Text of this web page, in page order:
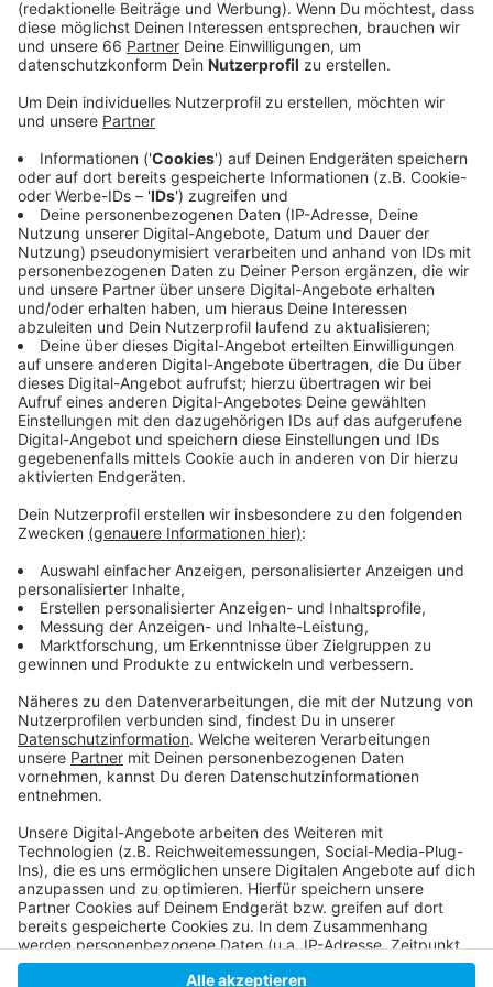
Veröffentlicht:Dienstag, 05.10.2021 14:21
Dem Wels war von Unbekannten eine Maulschlinge
angelegt worden - am anderen Ende des Seils war sie
mit einem Stein befestigt. Das Seil hatte sich zudem
mit einem dicken Stahlkabel verheddert. Der
Feuerwehr gelang es dann alles zu entwirren und den
Wels frei zu lassen. Die Wasserschutzpolizei ermittelt
wegen Verstoßes gegen das Tierschutzgesetz.
Anzeige
Weitere Infos und Links zum Thema:
Anzeige
nimmt Hinweise unter 0203/2800 entgegen
Die komplette Meldung der Polizei dazu
Für weitere Meldungen der Polizei bitte hier
klicken und runter scrollen
Anzeige
Anzeige